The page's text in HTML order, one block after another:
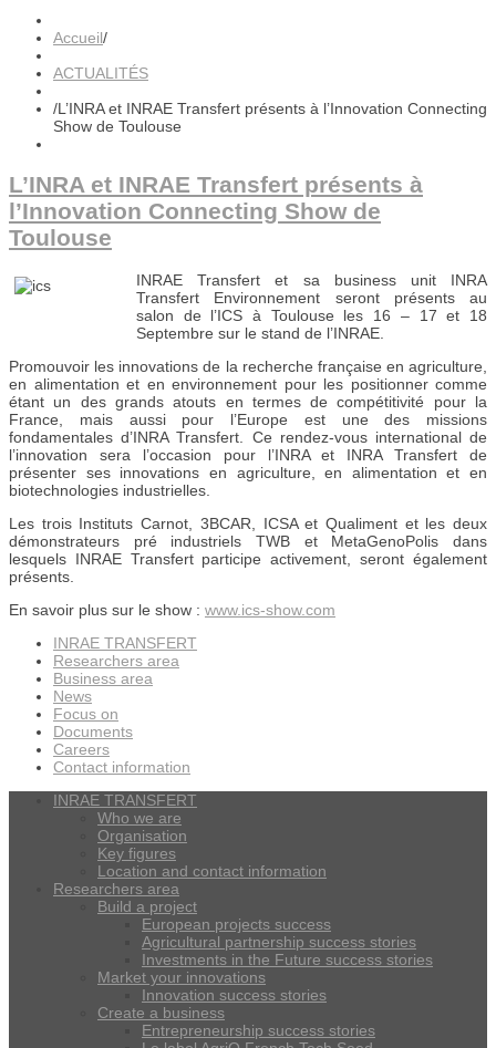
Accueil/
ACTUALITÉS
/L’INRA et INRAE Transfert présents à l’Innovation Connecting
Show de Toulouse
L’INRA et INRAE Transfert présents à
l’Innovation Connecting Show de
Toulouse
INRAE Transfert et sa business unit INRA
Transfert Environnement seront présents au
salon de l’ICS à Toulouse les 16 – 17 et 18
Septembre sur le stand de l’INRAE.
Promouvoir les innovations de la recherche française en agriculture,
en alimentation et en environnement pour les positionner comme
étant un des grands atouts en termes de compétitivité pour la
France, mais aussi pour l’Europe est une des missions
fondamentales d’INRA Transfert. Ce rendez-vous international de
l’innovation sera l’occasion pour l’INRA et INRA Transfert de
présenter ses innovations en agriculture, en alimentation et en
biotechnologies industrielles.
Les trois Instituts Carnot, 3BCAR, ICSA et Qualiment et les deux
démonstrateurs pré industriels TWB et MetaGenoPolis dans
lesquels INRAE Transfert participe activement, seront également
présents.
En savoir plus sur le show : www.ics-show.com
INRAE TRANSFERT
Researchers area
Business area
News
Focus on
Documents
Careers
Contact information
INRAE TRANSFERT
Who we are
Organisation
Key figures
Location and contact information
Researchers area
Build a project
European projects success
Agricultural partnership success stories
Investments in the Future success stories
Market your innovations
Innovation success stories
Create a business
Entrepreneurship success stories